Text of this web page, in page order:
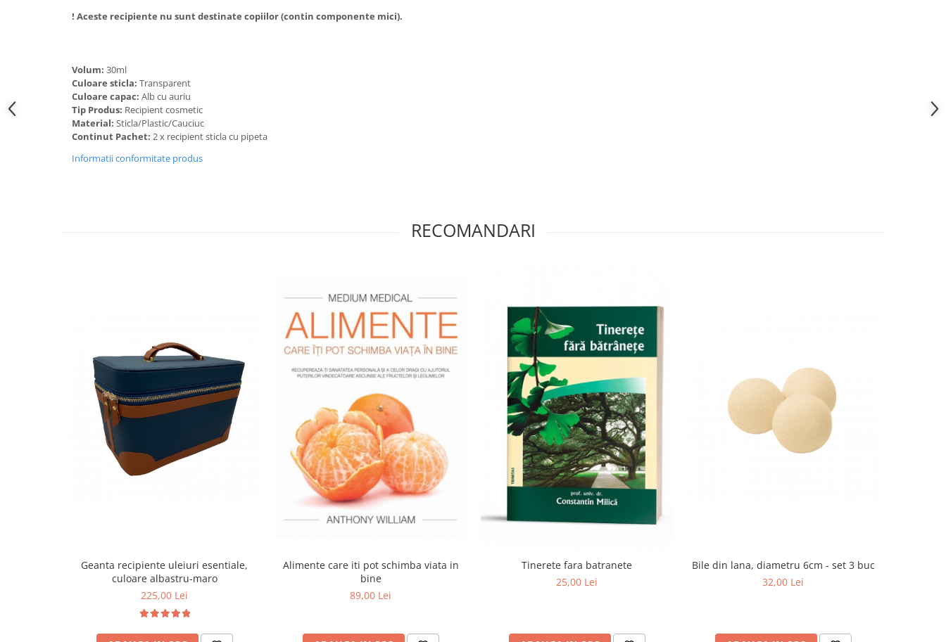
! Aceste recipiente nu sunt destinate copiilor (contin componente mici).
Volum: 30ml
Culoare sticla: Transparent
Culoare capac: Alb cu auriu
Tip Produs: Recipient cosmetic
Material: Sticla/Plastic/Cauciuc
Continut Pachet: 2 x recipient sticla cu pipeta
Informatii conformitate produs
RECOMANDARI
Geanta recipiente uleiuri esentiale,
culoare albastru-maro
225,00 Lei
Alimente care iti pot schimba viata in
bine
89,00 Lei
Tinerete fara batranete
25,00 Lei
Bile din lana, diametru 6cm - set 3 buc
32,00 Lei